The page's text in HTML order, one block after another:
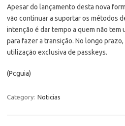
Apesar do lançamento desta nova
vão continuar a suportar os métodos
intenção é dar tempo a quem não tem
para fazer a transição. No longo prazo,
utilização exclusiva de passkeys.
(Pcguia)
Category: Noticias